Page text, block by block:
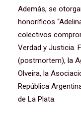
Además, se
honoríficos
colectivos
Verdad y Justicia.
(postmortem), la
Olveira, la
República
de La Plata.